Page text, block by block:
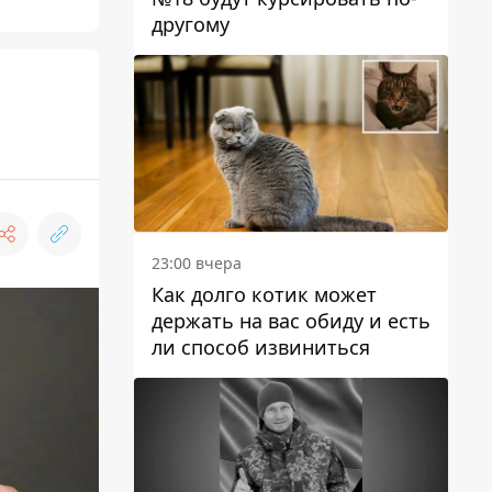
другому
23:00 вчера
Как долго котик может
держать на вас обиду и есть
ли способ извиниться